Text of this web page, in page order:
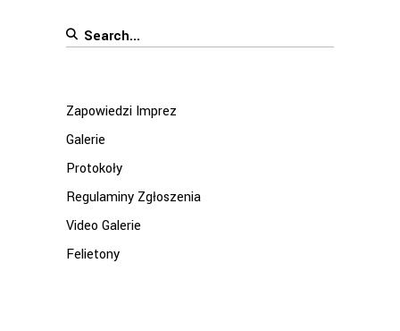
Search
Zapowiedzi Imprez
Galerie
Protokoły
Regulaminy Zgłoszenia
Video Galerie
Felietony